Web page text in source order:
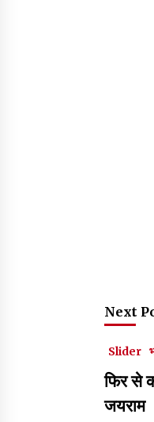
Next
Slider
फिर से
जयराम